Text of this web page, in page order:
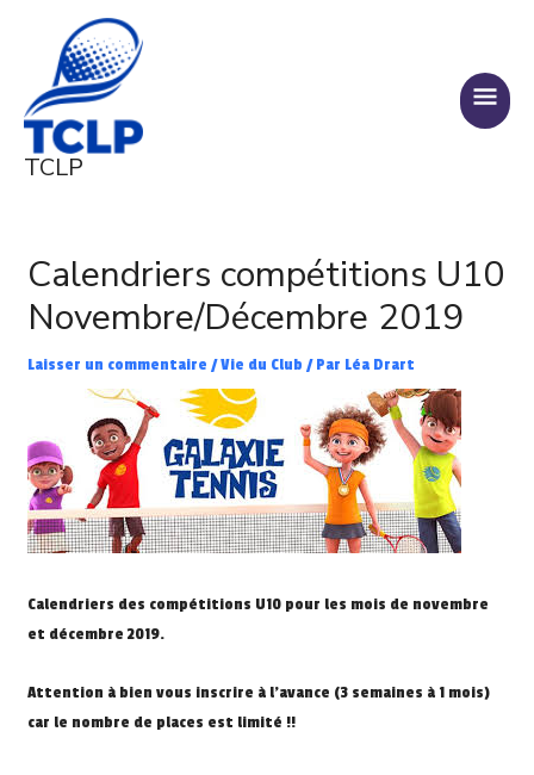
contenu
TCLP
Calendriers compétitions U10
Novembre/Décembre 2019
Laisser un commentaire /Vie du Club / Par Léa Drart
Calendriers des compétitions U10 pour les mois de novembre
et décembre 2019.
Attention à bien vous inscrire à l’avance (3 semaines à 1 mois)
car le nombre de places est limité !!
articles